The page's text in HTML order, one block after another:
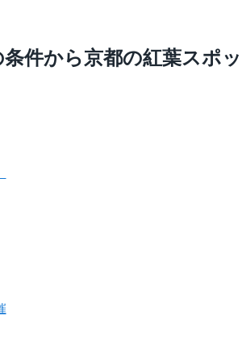
件から京都の紅葉スポ